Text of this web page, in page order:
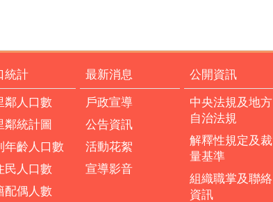
統計
鄰人口數
鄰統計圖
年齡人口數
民人口數
配偶人數
最新消息
戶政宣導
公告資訊
活動花絮
宣導影音
公開資訊
中央法規及地方
自治法規
解釋性規定及裁
量基準
組織職掌及聯絡
資訊